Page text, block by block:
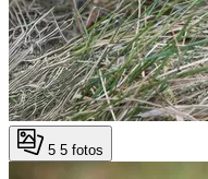
5 5 fotos